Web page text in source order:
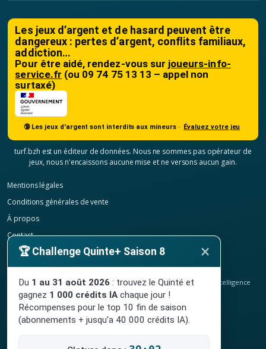
Les jeux d’argent et de hasard peuvent être
dangereux : pertes d’argent, conflits familiaux,
addiction…
Pour être aidé, rendez-vous sur joueurs-info-
service.fr (ou 09 74 75 13 13 – appel non
surtaxé)
🔞 Les jeux d'argent sont interdits aux mineurs · Évaluez votre jeu
turf.bzh est un éditeur de données. Nous ne sommes pas opérateur de
jeux, nous n'encaissons aucune mise et ne versons aucun gain.
Mentions légales
Conditions générales de vente
À propos
Contact
Confidentialité
Résilier mon abonnement
© 2020-2026 TURF.bzh, analyses hippiques, classement ELO et intelligence
artificielle.
Site indépendant, sans lien avec le PMU. Jeu interdit aux mineurs.
🏆 Challenge Quinte+ Saison 8 ×
Du 1 au 31 août 2026 : trouvez le Quinté et
gagnez 1 000 crédits IA chaque jour !
Récompenses pour le top 10 fin de saison
(abonnements + jusqu'a 40 000 crédits IA).